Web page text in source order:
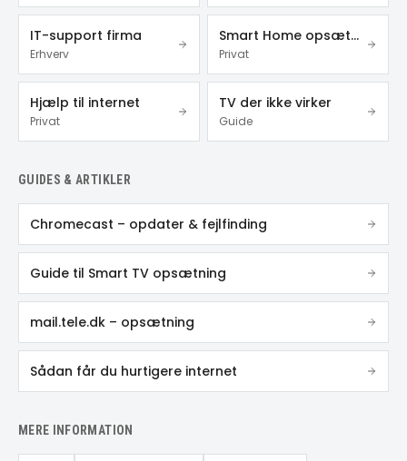
IT-support firma
Erhverv
Smart Home opsætning
Privat
Hjælp til internet
Privat
TV der ikke virker
Guide
GUIDES & ARTIKLER
Chromecast – opdater & fejlfinding
Guide til Smart TV opsætning
mail.tele.dk – opsætning
Sådan får du hurtigere internet
MERE INFORMATION